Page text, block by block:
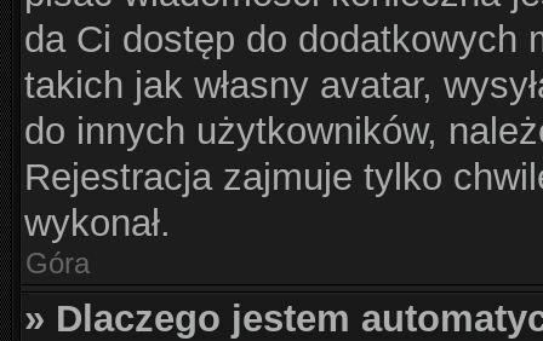
da Ci dostęp do dodatkowych
takich jak własny avatar,
do innych użytkowników,
Rejestracja zajmuje tylko
wykonał.
Góra
» Dlaczego jestem